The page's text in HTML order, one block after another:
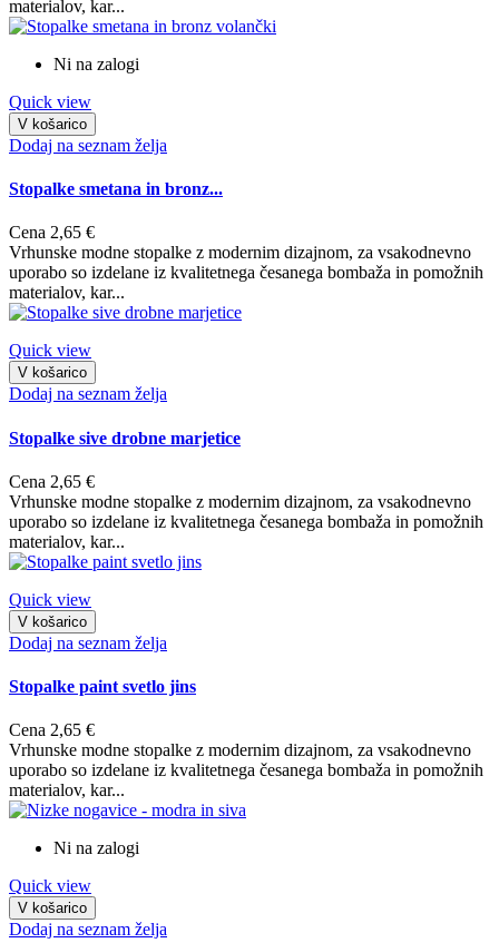
materialov, kar...
Ni na zalogi
Quick view
V košarico
Dodaj na seznam želja
Stopalke smetana in bronz...
Cena 2,65 €
Vrhunske modne stopalke z modernim dizajnom, za vsakodnevno
uporabo so izdelane iz kvalitetnega česanega bombaža in pomožnih
materialov, kar...
Quick view
V košarico
Dodaj na seznam želja
Stopalke sive drobne marjetice
Cena 2,65 €
Vrhunske modne stopalke z modernim dizajnom, za vsakodnevno
uporabo so izdelane iz kvalitetnega česanega bombaža in pomožnih
materialov, kar...
Quick view
V košarico
Dodaj na seznam želja
Stopalke paint svetlo jins
Cena 2,65 €
Vrhunske modne stopalke z modernim dizajnom, za vsakodnevno
uporabo so izdelane iz kvalitetnega česanega bombaža in pomožnih
materialov, kar...
Ni na zalogi
Quick view
V košarico
Dodaj na seznam želja